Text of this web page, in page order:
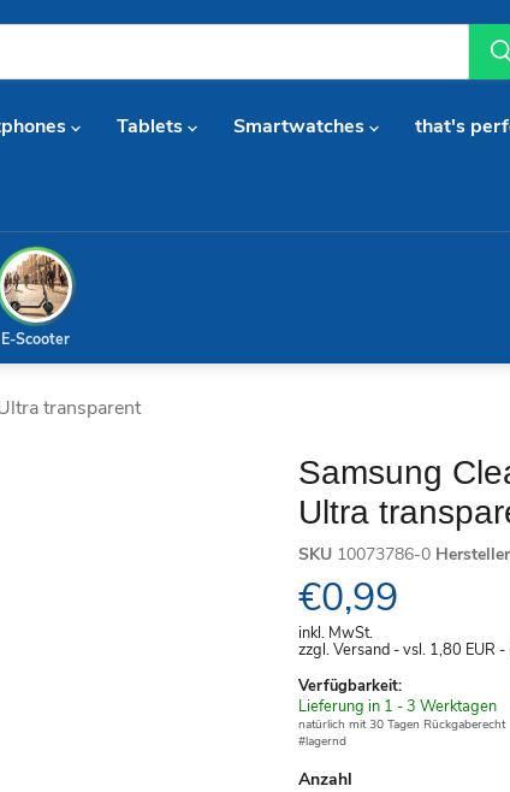
Tablets Smartwatches that's
E-Scooter
transparent
Samsung
Ultra
SKU 10073786-0
Aktueller Preis
€0,99
inkl. MwSt.
zzgl. Versand - vsl. 1,80 EUR -
Verfügbarkeit:
Verfügbar
-
Lieferung in 1 - 3 Werktagen
natürlich mit 30 Tagen Rückgaberecht
#lagernd
Anzahl